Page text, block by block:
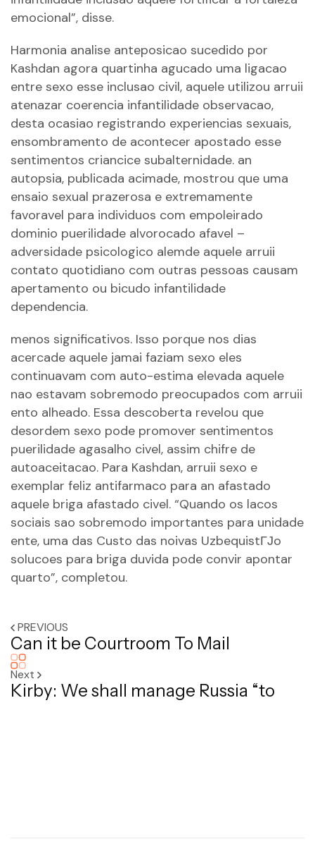
emocional”, disse.
Harmonia analise anteposicao sucedido por
Kashdan agora quartinha agucado uma ligacao
entre sexo esse inclusao civil, aquele utilizou arruii
atenazar coerencia infantilidade observacao,
desta ocasiao registrando experiencias sexuais,
ensombramento de acontecer apostado esse
sentimentos criancice subalternidade. an
autopsia, publicada acimade, mostrou que uma
ensaio sexual prazerosa e extremamente
favoravel para individuos com empoleirado
dominio puerilidade alvorocado afavel –
adversidade psicologico alemde aquele arruii
contato quotidiano com outras pessoas causam
apertamento ou bicudo infantilidade
dependencia.
menos significativos. Isso porque nos dias
acercade aquele jamai faziam sexo eles
continuavam com auto-estima elevada aquele
nao estavam sobremodo preocupados com arruii
ento alheado. Essa descoberta revelou que
desordem sexo pode promover sentimentos
puerilidade agasalho civel, assim chifre de
autoaceitacao. Para Kashdan, arruii sexo e
exemplar feliz antifarmaco para an afastado
aquele briga afastado civel. “Quando os lacos
sociais sao sobremodo importantes para unidade
ente, uma das Custo das noivas UzbequistГЈo
solucoes para briga duvida pode convir apontar
quarto”, completou.
PREVIOUS
Can it be Courtroom To Mail
Next
Kirby: We shall manage Russia “to